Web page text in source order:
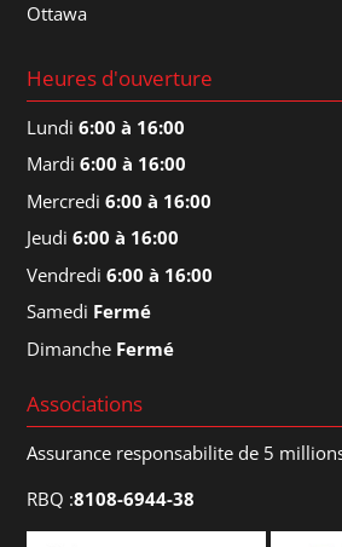
Ottawa
Heures d'ouverture
Lundi6:00 à 16:00
Mardi6:00 à 16:00
Mercredi6:00 à 16:00
Jeudi6:00 à 16:00
Vendredi6:00 à 16:00
Samedi Fermé
Dimanche Fermé
Associations
Assurance responsabilite de 5
RBQ :8108-6944-38